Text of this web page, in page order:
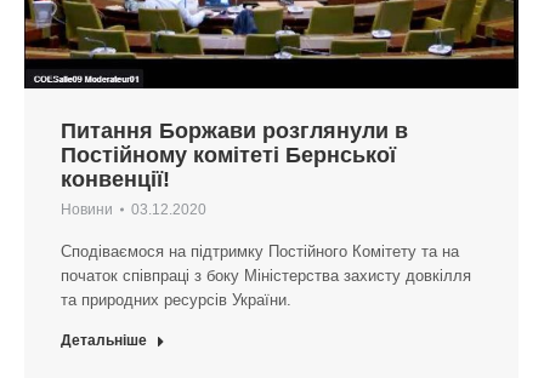
Питання Боржави розглянули в
Постійному комітеті Бернської
конвенції!
Новини 03.12.2020
Cподіваємося на підтримку Постійного Комітету та на
початок співпраці з боку Міністерства захисту довкілля
та природних ресурсів України.
Детальніше